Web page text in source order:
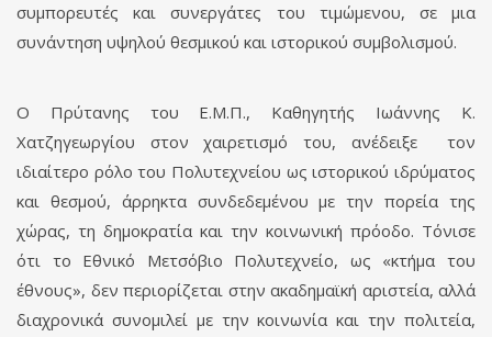
συμπορευτές και συνεργάτες του τιμώμενου, σε μια
συνάντηση υψηλού θεσμικού και ιστορικού συμβολισμού.
Ο Πρύτανης του Ε.Μ.Π., Καθηγητής Ιωάννης Κ.
Χατζηγεωργίου στον χαιρετισμό του, ανέδειξε τον
ιδιαίτερο ρόλο του Πολυτεχνείου ως ιστορικού ιδρύματος
και θεσμού, άρρηκτα συνδεδεμένου με την πορεία της
χώρας, τη δημοκρατία και την κοινωνική πρόοδο. Τόνισε
ότι το Εθνικό Μετσόβιο Πολυτεχνείο, ως «κτήμα του
έθνους», δεν περιορίζεται στην ακαδημαϊκή αριστεία, αλλά
διαχρονικά συνομιλεί με την κοινωνία και την πολιτεία,